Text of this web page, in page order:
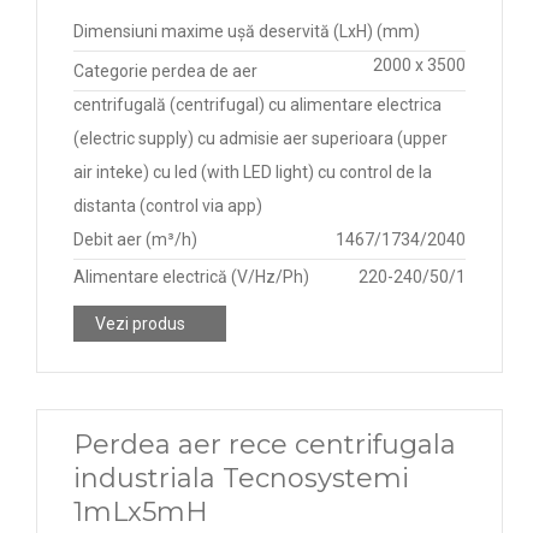
Dimensiuni maxime ușă deservită (LxH) (mm)
2000 x 3500
Categorie perdea de aer
centrifugală (centrifugal) cu alimentare electrica
(electric supply) cu admisie aer superioara (upper
air inteke) cu led (with LED light) cu control de la
distanta (control via app)
Debit aer (m³/h)
1467/1734/2040
Alimentare electrică (V/Hz/Ph)
220-240/50/1
Vezi produs
Perdea aer rece centrifugala
industriala Tecnosystemi
1mLx5mH